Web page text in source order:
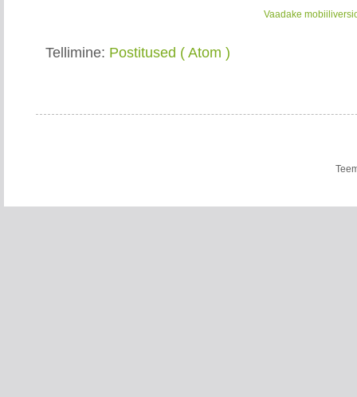
Vaadake
Tellimine: Postitused ( Atom )